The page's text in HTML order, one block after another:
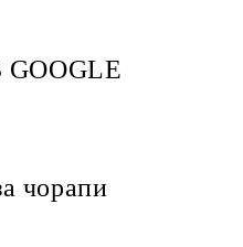
чорапи